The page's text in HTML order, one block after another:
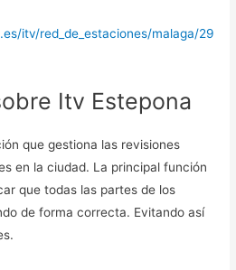
itv/red_de_estaciones/malaga/29
Itv Estepona
que gestiona las revisiones
en la ciudad. La principal función
que todas las partes de los
de forma correcta. Evitando así